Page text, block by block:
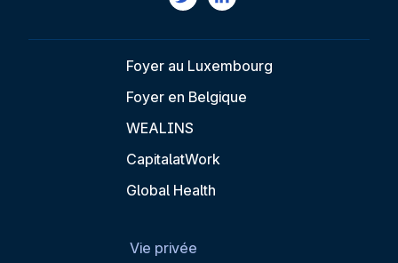
Foyer au Luxembourg
Foyer en Belgique
WEALINS
CapitalatWork
Global Health
Vie privée